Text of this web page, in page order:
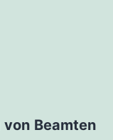
von Beamten